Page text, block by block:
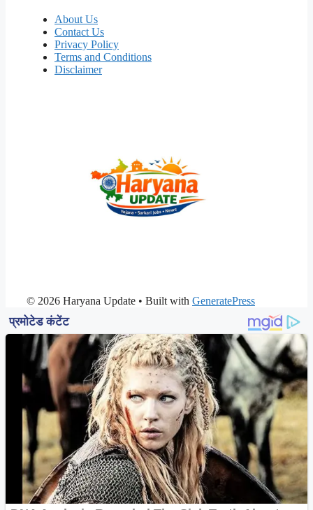
About Us
Contact Us
Privacy Policy
Terms and Conditions
Disclaimer
© 2026 Haryana Update • Built with GeneratePress